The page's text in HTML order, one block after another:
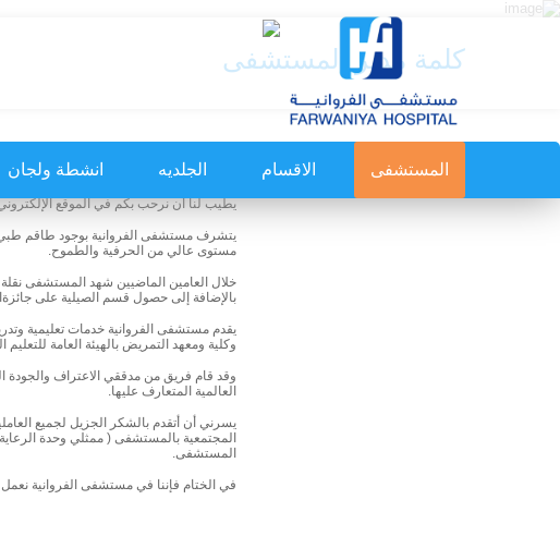
المستشفى الاقسام الجلديه انشطة ولجان
كلمة مدير المستشفى
يطيب لنا أن نرحب بكم في الموقع الإلكتروني
يتشرف مستشفى الفروانية بوجود طاقم
مستوى عالي من الحرفية والطموح.
خلال العامين الماضيين شهد المستشفى نقلة
بالإضافة إلى حصول قسم الصيلية على
يقدم مستشفى الفروانية خدمات تعليمية
وكلية ومعهد التمريض بالهيئة العامة للتعليم
العالمية المتعارف عليها.
يسرني أن أتقدم بالشكر الجزيل لجميع
المجتمعية بالمستشفى ( ممثلي وحدة
المستشفى.
في الختام فإننا في مستشفى الفروانية نعمل